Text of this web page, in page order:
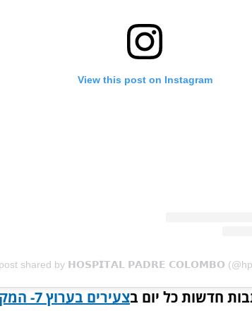
View this post on Instagram
shared by 𝗛𝗢𝗦𝗣𝗜𝗧𝗔𝗟 𝗣𝗔𝗗𝗥𝗘 𝗖𝗢𝗟𝗢𝗠𝗕𝗢
חדשות כל יום בצעירים בערוץ 7- המקום בשבילכם